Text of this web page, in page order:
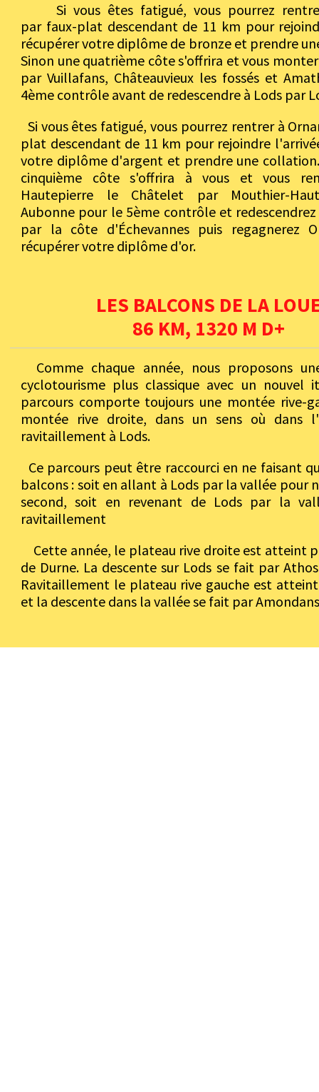
Si vous êtes fatigué, vous pourrez
parfaux-plat descendant de 11 km pour
récupérer votre diplôme de bronze et prendre
Sinon une quatrième côte s'offrira et vous
par Vuillafans, Châteauvieux les fossés et
4ème contrôle avant de redescendre à Lods par
Si vous êtes fatigué, vous pourrez rentrer à
plat descendant de 11 km pour rejoindre
votre diplôme d'argent et prendre une
cinquième côte s'offrira à vous et vous
Hautepierre le Châtelet par Mouthier-
Aubonne pour le 5ème contrôle et redescendrez
par la côte d'Échevannes puis regagnerez
récupérer votre diplôme d'or.
LES BALCONS DE LA
86 KM, 1320 M D+
Comme chaque année, nous proposons
cyclotourisme plus classique avec un nouvel
parcours comporte toujours une montée rive-
montée rive droite, dans un sens où dans
ravitaillement à Lods.
Ce parcours peut être raccourci en ne faisant
balcons : soit en allant à Lods par la vallée pour
second, soit en revenant de Lods par la
ravitaillement
Cette année, le plateau rive droite est atteint
de Durne. La descente sur Lods se fait par
Ravitaillement le plateau rive gauche est
et la descente dans la vallée se fait par